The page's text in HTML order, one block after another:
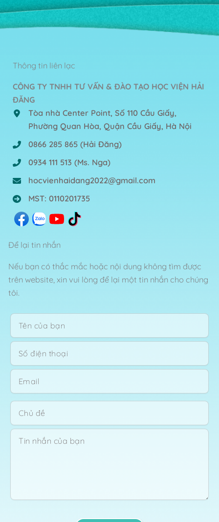
Để lại tin nhắn
Nếu bạn có thắc mắc hoặc nội dung không tìm được
trên website, xin vui lòng để lại một tin nhắn cho chúng
tôi.
Thông tin liên lạc
CÔNG TY TNHH TƯ VẤN & ĐÀO TẠO HỌC VIỆN HẢI
ĐĂNG
Tòa nhà Center Point, Số 110 Cầu Giấy,
Phường Quan Hòa, Quận Cầu Giấy, Hà Nội
0866 285 865(Hải Đăng)
0934 111 513 (Ms. Nga)
hocvienhaidang2022@gmail.com
MST: 0110201735